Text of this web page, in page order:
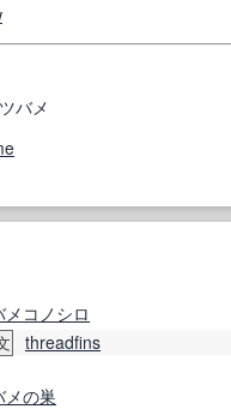
ツバメ
メコノシロ
threadfins
メの巣